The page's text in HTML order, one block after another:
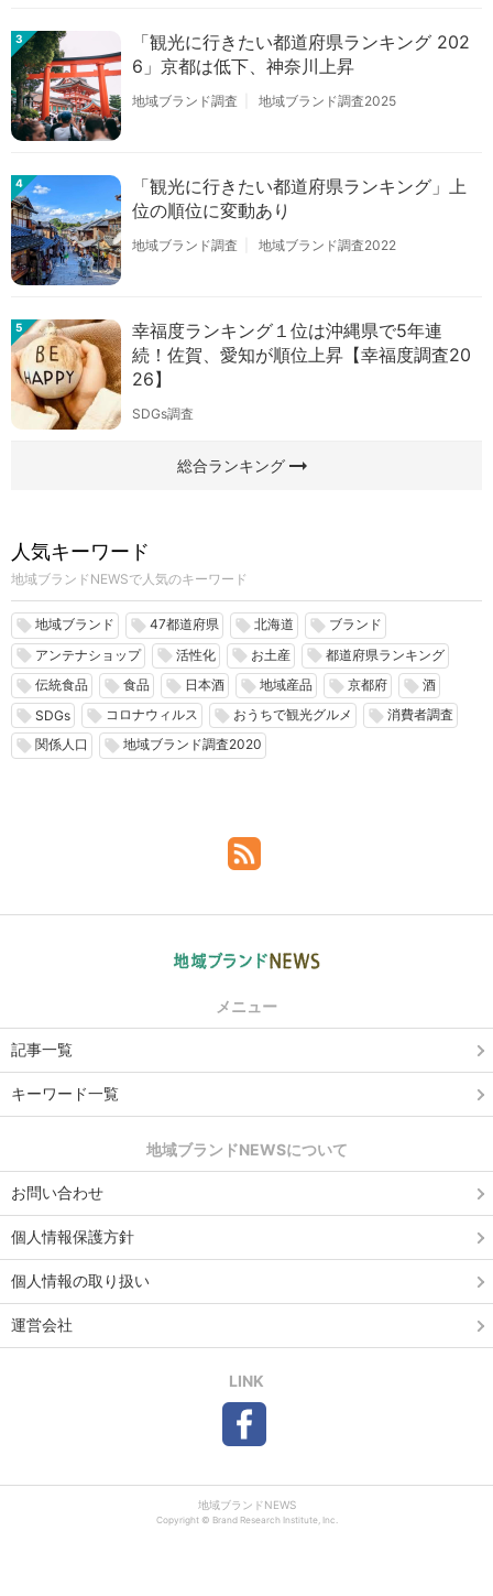
3
「観光に行きたい都道府県ランキング 202
6」京都は低下、神奈川上昇
地域ブランド調査 地域ブランド調査2025
4
「観光に行きたい都道府県ランキング」上
位の順位に変動あり
地域ブランド調査 地域ブランド調査2022
5
幸福度ランキング１位は沖縄県で5年連
続！佐賀、愛知が順位上昇【幸福度調査20
26】
SDGs調査
総合ランキングarrow_right_alt
人気キーワード
地域ブランドNEWSで人気のキーワード
local_offer 地域ブランド local_offer 47都道府県 local_offer 北海道 local_offer ブランド
local_offer アンテナショップ local_offer 活性化 local_offer お土産 local_offer 都道府県ランキング
local_offer 伝統食品 local_offer 食品 local_offer 日本酒 local_offer 地域産品 local_offer 京都府 local_offer 酒
local_offer SDGs local_offer コロナウィルス local_offer おうちで観光グルメ local_offer 消費者調査
local_offer 関係人口 local_offer 地域ブランド調査2020
メニュー
記事一覧
キーワード一覧
地域ブランドNEWSについて
お問い合わせ
個人情報保護方針
個人情報の取り扱い
運営会社
LINK
地域ブランドNEWS
Copyright © Brand Research Institute, Inc.